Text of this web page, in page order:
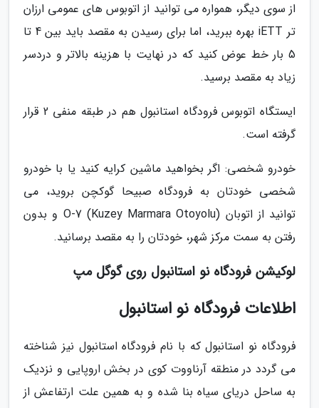
از سوی دیگر، همواره می توانید از اتوبوس های عمومی ارزان
تر iETT بهره ببرید، اما برای رسیدن به مقصد باید بین 4 تا
5 بار خط عوض کنید که در نهایت با هزینه بالاتر و دردسر
زیاد به مقصد برسید.
ایستگاه اتوبوس فرودگاه استانبول هم در طبقه منفی 2 قرار
گرفته است.
خودرو شخصی: اگر بخواهید ماشین کرایه کنید یا با خودرو
شخصی خودتان به فرودگاه صبیحا گوکچن بروید، می
توانید از اتوبان O-7 (Kuzey Marmara Otoyolu) و بدون
رفتن به سمت مرکز شهر، خودتان را به مقصد برسانید.
لوکیشن فرودگاه نو استانبول روی گوگل مپ
اطلاعات فرودگاه نو استانبول
فرودگاه نو استانبول که با نام فرودگاه استانبول نیز شناخته
می گردد در منطقه آرناووت کوی در بخش اروپایی و نزدیک
به ساحل دریای سیاه بنا شده و به همین علت ارتفاعش از